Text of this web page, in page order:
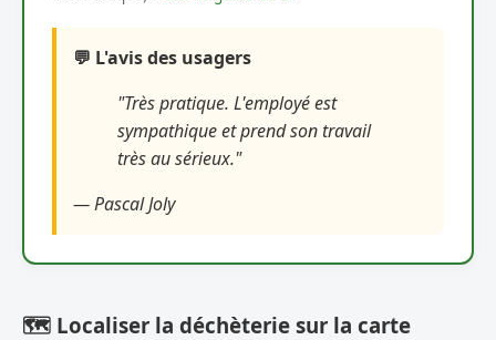
💬 L'avis des usagers
"Très pratique. L'employé est
sympathique et prend son travail
très au sérieux."
— Pascal Joly
🗺️ Localiser la déchèterie sur la carte